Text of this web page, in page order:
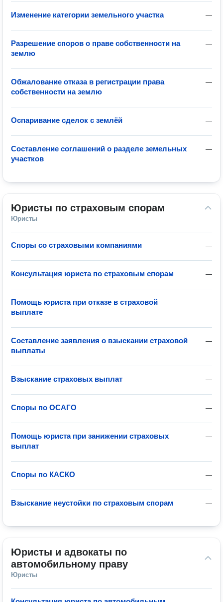
—
Изменение категории земельного участка
—
Разрешение споров о праве собственности на
землю
—
Обжалование отказа в регистрации права
собственности на землю
—
Оспаривание сделок с землёй
—
Составление соглашений о разделе земельных
участков
Юристы по страховым спорам
Юристы
—
Споры со страховыми компаниями
—
Консультация юриста по страховым спорам
—
Помощь юриста при отказе в страховой
выплате
—
Составление заявления о взыскании страховой
выплаты
—
Взыскание страховых выплат
—
Споры по ОСАГО
—
Помощь юриста при занижении страховых
выплат
—
Споры по КАСКО
—
Взыскание неустойки по страховым спорам
Юристы и адвокаты по
автомобильному праву
Юристы